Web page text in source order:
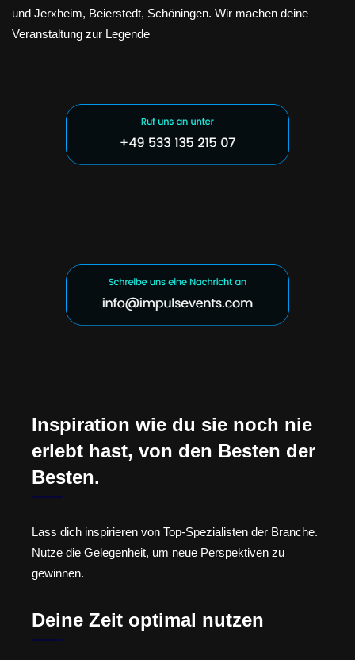
und Jerxheim, Beierstedt, Schöningen. Wir machen deine
Veranstaltung zur Legende
Inspiration wie du sie noch nie
erlebt hast, von den Besten der
Besten.
Lass dich inspirieren von Top-Spezialisten der Branche.
Nutze die Gelegenheit, um neue Perspektiven zu
gewinnen.
Deine Zeit optimal nutzen